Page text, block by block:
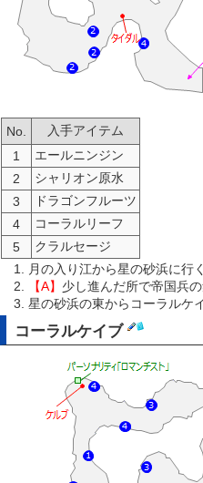
No.
入手アイテム
1
エールニンジン
2
シャリオン原水
3
ドラゴンフルーツ
4
コーラルリーフ
5
クラルセージ
月の入り江から星の砂浜に行く
【A】 少し進んだ所で帝国兵の
星の砂浜の東からコーラルケ
コーラルケイブ